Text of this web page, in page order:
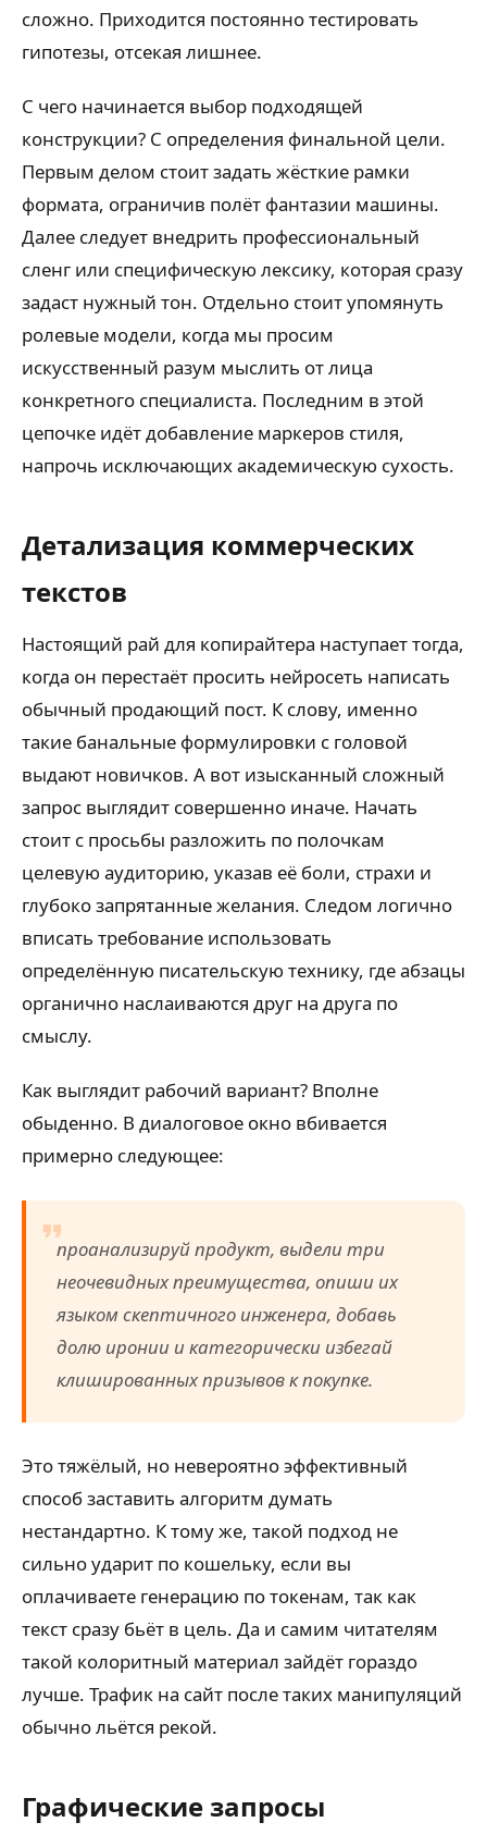
сложно. Приходится постоянно тестировать
гипотезы, отсекая лишнее.
С чего начинается выбор подходящей
конструкции? С определения финальной цели.
Первым делом стоит задать жёсткие рамки
формата, ограничив полёт фантазии машины.
Далее следует внедрить профессиональный
сленг или специфическую лексику, которая сразу
задаст нужный тон. Отдельно стоит упомянуть
ролевые модели, когда мы просим
искусственный разум мыслить от лица
конкретного специалиста. Последним в этой
цепочке идёт добавление маркеров стиля,
напрочь исключающих академическую сухость.
Детализация коммерческих
текстов
Настоящий рай для копирайтера наступает тогда,
когда он перестаёт просить нейросеть написать
обычный продающий пост. К слову, именно
такие банальные формулировки с головой
выдают новичков. А вот изысканный сложный
запрос выглядит совершенно иначе. Начать
стоит с просьбы разложить по полочкам
целевую аудиторию, указав её боли, страхи и
глубоко запрятанные желания. Следом логично
вписать требование использовать
определённую писательскую технику, где абзацы
органично наслаиваются друг на друга по
смыслу.
Как выглядит рабочий вариант? Вполне
обыденно. В диалоговое окно вбивается
примерно следующее:
проанализируй продукт, выдели три
неочевидных преимущества, опиши их
языком скептичного инженера, добавь
долю иронии и категорически избегай
клишированных призывов к покупке.
Это тяжёлый, но невероятно эффективный
способ заставить алгоритм думать
нестандартно. К тому же, такой подход не
сильно ударит по кошельку, если вы
оплачиваете генерацию по токенам, так как
текст сразу бьёт в цель. Да и самим читателям
такой колоритный материал зайдёт гораздо
лучше. Трафик на сайт после таких манипуляций
обычно льётся рекой.
Графические запросы